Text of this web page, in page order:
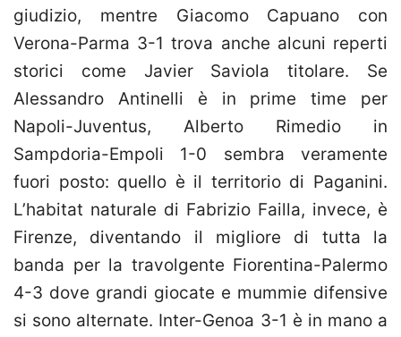
giudizio, mentre Giacomo Capuano con
Verona-Parma 3-1 trova anche alcuni reperti
storici come Javier Saviola titolare. Se
Alessandro Antinelli è in prime time per
Napoli-Juventus, Alberto Rimedio in
Sampdoria-Empoli 1-0 sembra veramente
fuori posto: quello è il territorio di Paganini.
L’habitat naturale di Fabrizio Failla, invece, è
Firenze, diventando il migliore di tutta la
banda per la travolgente Fiorentina-Palermo
4-3 dove grandi giocate e mummie difensive
si sono alternate. Inter-Genoa 3-1 è in mano a